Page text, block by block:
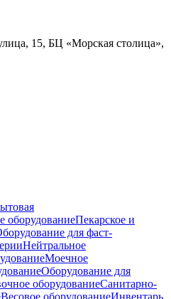
15, БЦ «Морская столица»,
оборудованиеПекарское и
для фаст-
Нейтральное
Моечное
Оборудование для
оборудованиеСанитарно-
Весовое оборудованиеИнвентарь